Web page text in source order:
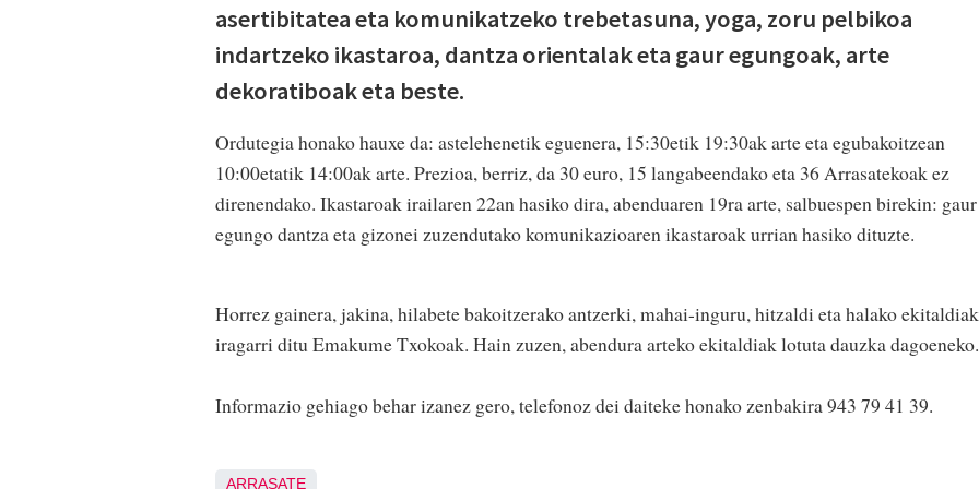
asertibitatea eta komunikatzeko trebetasuna, yoga, zoru pelbikoa
indartzeko ikastaroa, dantza orientalak eta gaur egungoak, arte
dekoratiboak eta beste.
Ordutegia honako hauxe da: astelehenetik eguenera, 15:30etik 19:30ak arte eta egubakoitzean
10:00etatik 14:00ak arte. Prezioa, berriz, da 30 euro, 15 langabeendako eta 36 Arrasatekoak ez
direnendako. Ikastaroak irailaren 22an hasiko dira, abenduaren 19ra arte, salbuespen birekin: gaur
egungo dantza eta gizonei zuzendutako komunikazioaren ikastaroak urrian hasiko dituzte.
Horrez gainera, jakina, hilabete bakoitzerako antzerki, mahai-inguru, hitzaldi eta halako ekitaldiak
iragarri ditu Emakume Txokoak. Hain zuzen, abendura arteko ekitaldiak lotuta dauzka dagoeneko.
Informazio gehiago behar izanez gero, telefonoz dei daiteke honako zenbakira 943 79 41 39.
ARRASATE